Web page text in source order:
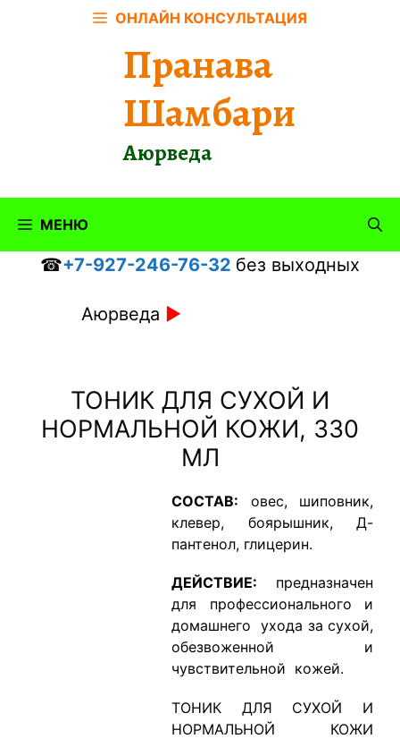
ОНЛАЙН КОНСУЛЬТАЦИЯ
Пранава
Шамбари
Аюрведа
МЕНЮ
☎+7-927-246-76-32 без выходных
Аюрведа ►
ТОНИК ДЛЯ СУХОЙ И
НОРМАЛЬНОЙ КОЖИ, 330
МЛ
СОСТАВ: овес, шиповник,
клевер, боярышник, Д-
пантенол, глицерин.
ДЕЙСТВИЕ: предназначен
для профессионального и
домашнего ухода за сухой,
обезвоженной и
чувствительной кожей.
ТОНИК ДЛЯ СУХОЙ И
НОРМАЛЬНОЙ КОЖИ